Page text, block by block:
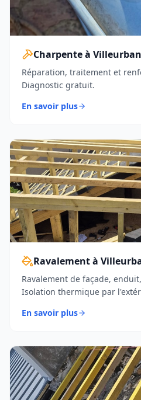
Charpente à
Réparation, traitement et
Diagnostic gratuit.
En savoir plus
Ravalement à
Ravalement de façade,
Isolation thermique par
En savoir plus